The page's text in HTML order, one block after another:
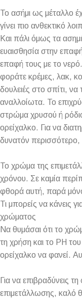
Το ασήμι ως μέταλλο
γίνει πιο ανθεκτικό
Και πάλι όμως τα
ευαισθησία στην
επαφή τους με το
φοράτε κρέμες, λακ,
δουλειές στο σπίτι,
αναλλοίωτα. Το
στρώμα χρυσού ή
ορείχαλκο. Για να
δυνατόν περισσότερο,
Το χρώμα της
χρόνου. Σε καμία
φθορά αυτή, παρά
Τι μπορείς να κάνεις
χρώματος
Να θυμάσαι ότι το
τη χρήση και το PH
ορείχαλκο να φανεί.
Για να επιβραδύνεις
επιμετάλλωσης, καλό